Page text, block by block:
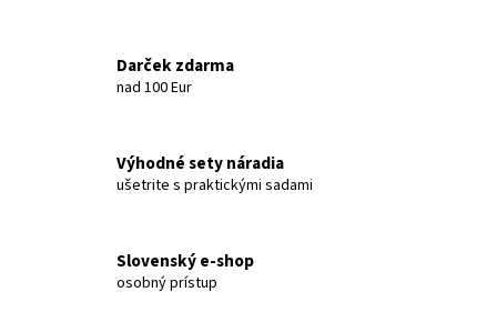
Darček zdarma
nad 100 Eur
Výhodné sety náradia
ušetrite s praktickými sadami
Slovenský e-shop
osobný prístup